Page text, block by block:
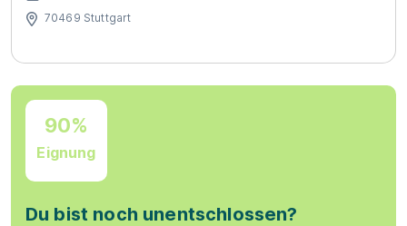
70469 Stuttgart
90%
Eignung
Du bist noch unentschlossen?